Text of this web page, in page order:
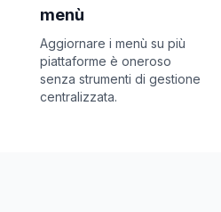
menù
Aggiornare i menù su più
piattaforme è oneroso
senza strumenti di gestione
centralizzata.